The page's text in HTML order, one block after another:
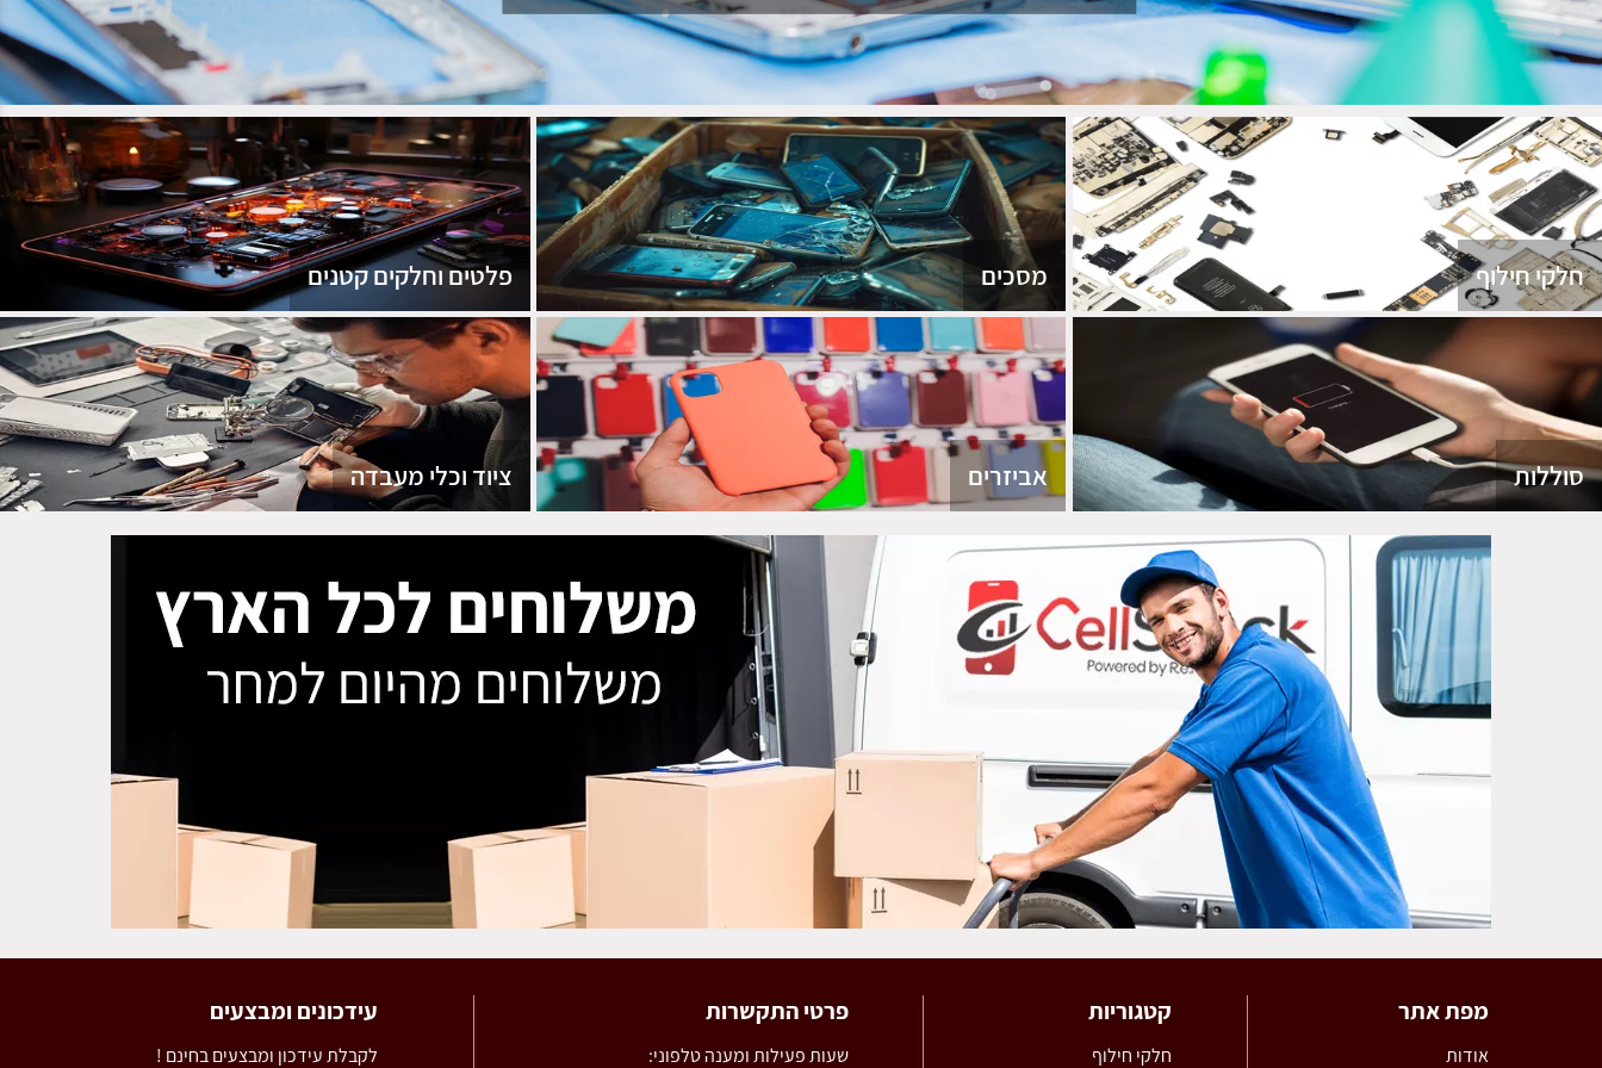
חלקי חילוף מסכים פלטים וחלקים קטנים
סוללות אביזרים ציוד וכלי מעבדה
מפת אתר
אודות
קטגוריות
חלקי חילוף
פרטי התקשרות
שעות פעילות ומענה טלפוני:
עידכונים ומבצעים
לקבלת עידכון ומבצעים בחינם !